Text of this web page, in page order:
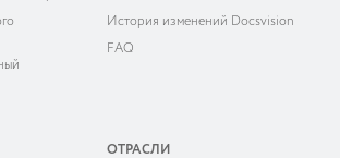
История изменений Docsvision
FAQ
ОТРАСЛИ